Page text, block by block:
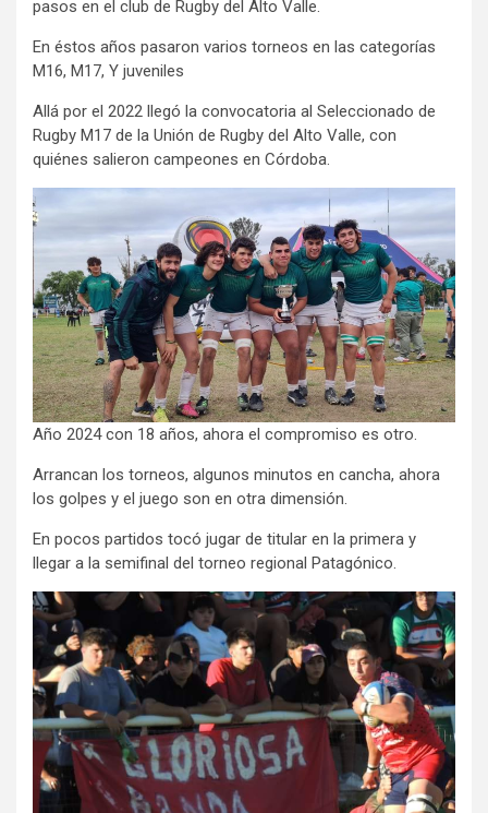
pasos en el club de Rugby del Alto Valle.
En éstos años pasaron varios torneos en las categorías
M16, M17, Y juveniles
Allá por el 2022 llegó la convocatoria al Seleccionado de
Rugby M17 de la Unión de Rugby del Alto Valle, con
quiénes salieron campeones en Córdoba.
Año 2024 con 18 años, ahora el compromiso es otro.
Arrancan los torneos, algunos minutos en cancha, ahora
los golpes y el juego son en otra dimensión.
En pocos partidos tocó jugar de titular en la primera y
llegar a la semifinal del torneo regional Patagónico.